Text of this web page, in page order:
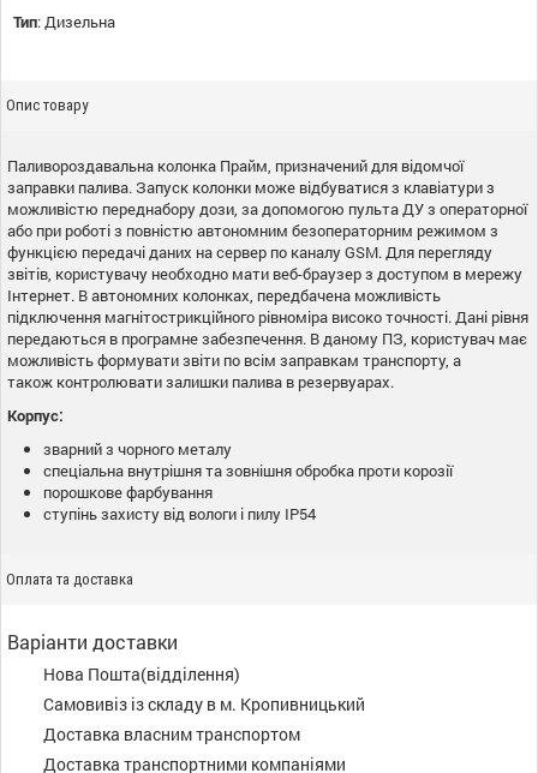
Тип:Дизельна
Опис товару
Паливороздавальна колонка Прайм, призначений для відомчої
заправки палива. Запуск колонки може відбуватися з клавіатури з
можливістю переднабору дози, за допомогою пульта ДУ з операторної
або при роботі з повністю автономним безоператорним режимом з
функцією передачі даних на сервер по каналу GSM. Для перегляду
звітів, користувачу необходно мати веб-браузер з доступом в мережу
Інтернет. В автономних колонках, передбачена можливість
підключення магнітострикційного рівноміра високо точності. Дані рівня
передаються в програмне забезпечення. В даному ПЗ, користувач має
можливість формувати звіти по всім заправкам транспорту, а
також контролювати залишки палива в резервуарах.
Корпус:
зварний з чорного металу
спеціальна внутрішня та зовнішня обробка проти корозії
порошкове фарбування
ступінь захисту від вологи і пилу IP54
Оплата та доставка
Варіанти доставки
Нова Пошта(відділення)
Самовивіз із складу в м. Кропивницький
Доставка власним транспортом
Доставка транспортними компаніями